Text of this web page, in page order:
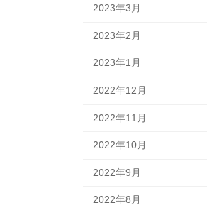
2023年3月
2023年2月
2023年1月
2022年12月
2022年11月
2022年10月
2022年9月
2022年8月